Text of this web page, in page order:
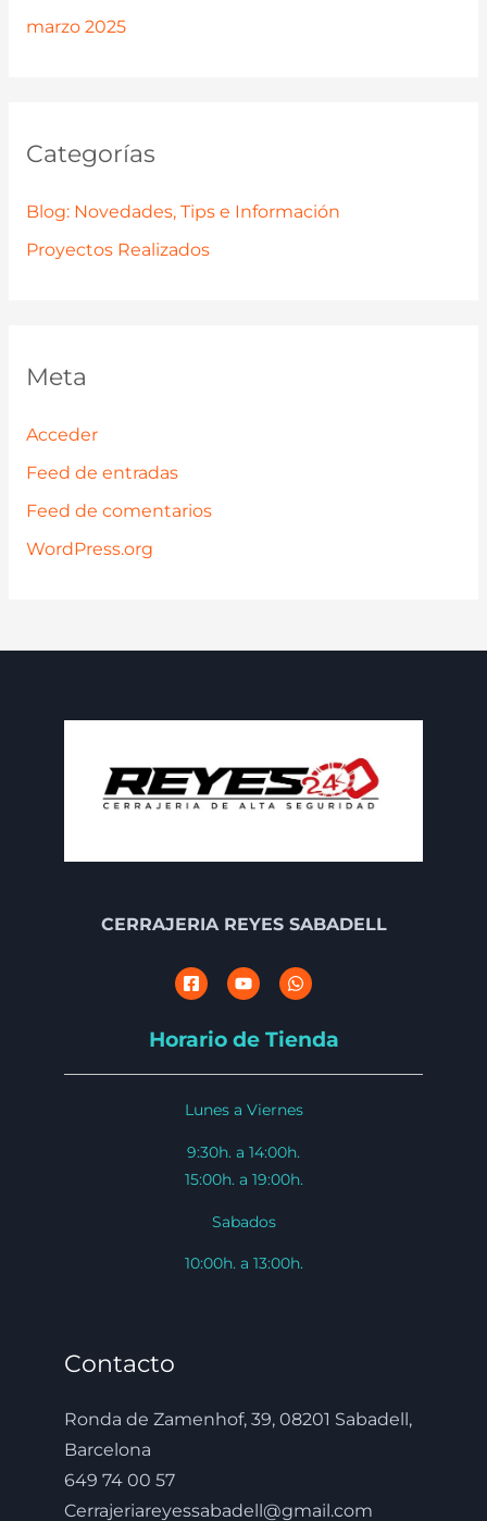
marzo 2025
Categorías
Blog: Novedades, Tips e Información
Proyectos Realizados
Meta
Acceder
Feed de entradas
Feed de comentarios
WordPress.org
CERRAJERIA REYES SABADELL
Horario de Tienda
Lunes a Viernes
9:30h. a 14:00h.
15:00h. a 19:00h.
Sabados
10:00h. a 13:00h.
Contacto
Ronda de Zamenhof, 39, 08201 Sabadell,
Barcelona
649 74 00 57
Cerrajeriareyessabadell@gmail.com